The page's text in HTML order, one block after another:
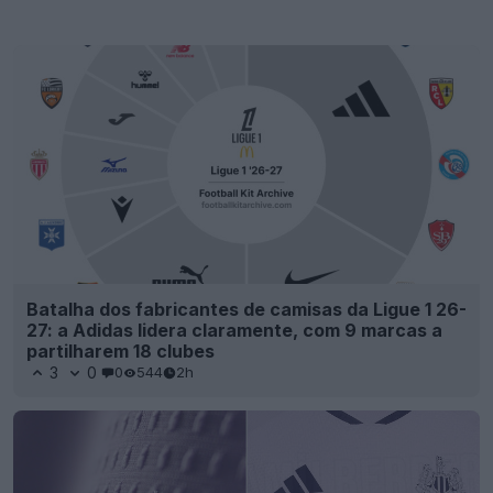
Batalha dos fabricantes de camisas da Ligue 1 26-
27: a Adidas lidera claramente, com 9 marcas a
partilharem 18 clubes
3 0 0 544 2h